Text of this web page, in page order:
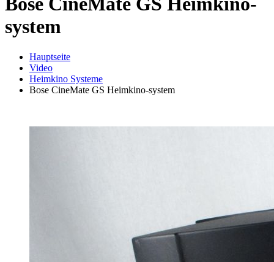
system
Hauptseite
Video
Heimkino Systeme
Bose CineMate GS Heimkino-system